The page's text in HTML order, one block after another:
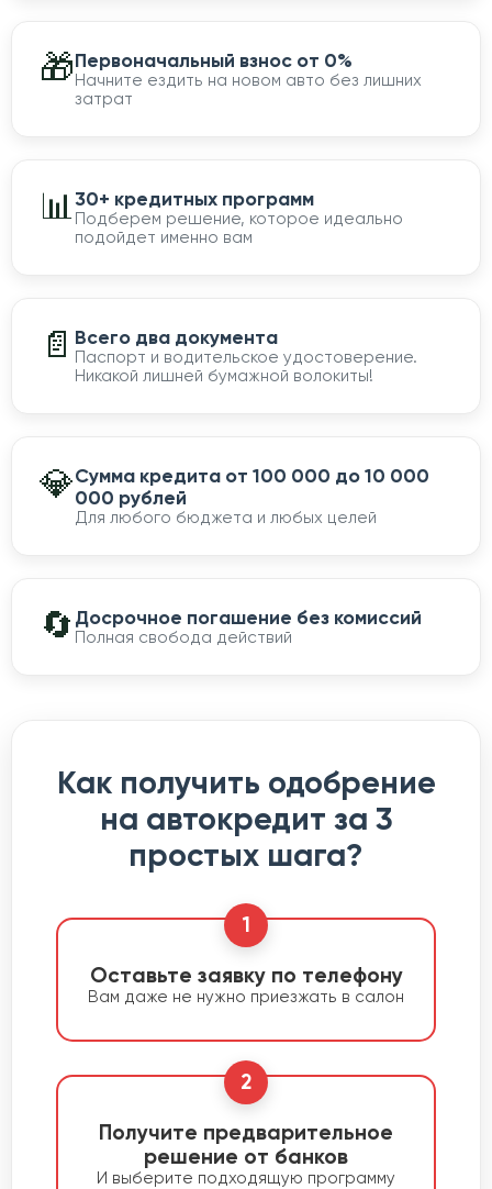
🎁Первоначальный взнос от 0%
Начните ездить на новом авто без лишних
затрат
📊30+ кредитных программ
Подберем решение, которое идеально
подойдет именно вам
📄 Всего два документа
Паспорт и водительское удостоверение.
Никакой лишней бумажной волокиты!
💎Сумма кредита от 100 000 до 10 000
000 рублей
Для любого бюджета и любых целей
🔄 Досрочное погашение без комиссий
Полная свобода действий
Как получить одобрение
на автокредит за 3
простых шага?
1
Оставьте заявку по телефону
Вам даже не нужно приезжать в салон
2
Получите предварительное
решение от банков
И выберите подходящую программу